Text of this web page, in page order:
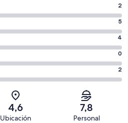
2
5
4
0
2
4,6
Ubicación
7,8
Personal